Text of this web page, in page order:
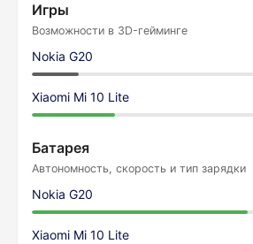
Игры
Возможности в 3D-гейминге
Nokia G20
Xiaomi Mi 10 Lite
Батарея
Автономность, скорость и тип зарядки
Nokia G20
Xiaomi Mi 10 Lite